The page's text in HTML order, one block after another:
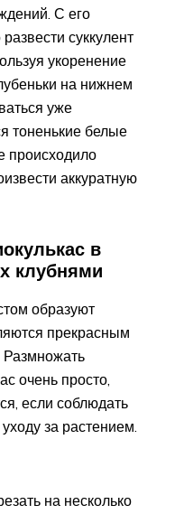
С его
суккулент
укоренение
на нижнем
уже
тоненькие белые
происходило
аккуратную
в
клубнями
образуют
прекрасным
очень просто,
если соблюдать
за растением.
на несколько